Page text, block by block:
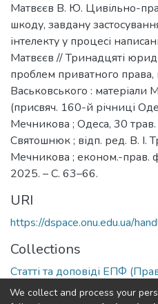
Матвєєв В. Ю. Цивільно-
шкоду, завдану
інтелекту у процесі
Матвєєв // Тринадцяті
проблем приватного права,
Васьковського : матеріали
(присвяч. 160-й річниці
Мечникова ; Одеса, 30
Святошнюк ; відп. ред. В. І.
Мечникова ; економ.-прав.
2025. – С. 63–66.
URI
https://dspace.onu.edu.ua/
Collections
Статті та доповіді ЕПФ
We collect and process your